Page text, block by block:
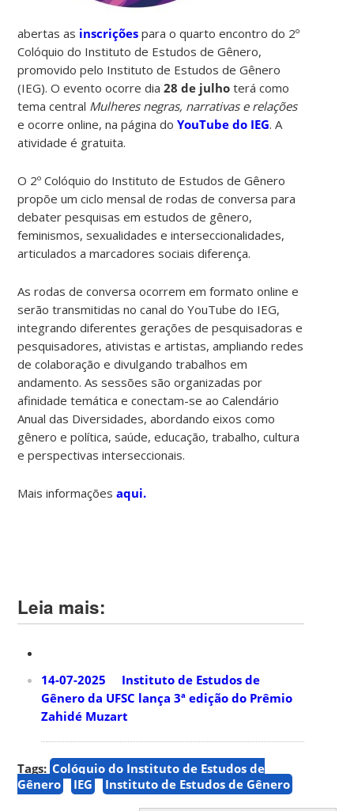
abertas as inscrições para o quarto encontro do 2º
Colóquio do Instituto de Estudos de Gênero,
promovido pelo Instituto de Estudos de Gênero
(IEG). O evento ocorre dia28 de julho terá como
tema central Mulheres negras, narrativas e relações
e ocorre online, na página doYouTube do IEG. A
atividade é gratuita.
O 2º Colóquio do Instituto de Estudos de Gênero
propõe um ciclo mensal de rodas de conversa para
debater pesquisas em estudos de gênero,
feminismos, sexualidades e interseccionalidades,
articulados a marcadores sociais diferença.
As rodas de conversa ocorrem em formato online e
serão transmitidas no canal do YouTube do IEG,
integrando diferentes gerações de pesquisadoras e
pesquisadores, ativistas e artistas, ampliando redes
de colaboração e divulgando trabalhos em
andamento. As sessões são organizadas por
afinidade temática e conectam-se ao Calendário
Anual das Diversidades, abordando eixos como
gênero e política, saúde, educação, trabalho, cultura
e perspectivas interseccionais.
Mais informaçõesaqui.
Leia mais:
14-07-2025 Instituto de Estudos de
Gênero da UFSC lança 3ª edição do Prêmio
Zahidé Muzart
Tags: Colóquio do Instituto de Estudos de
Gênero
IEG Instituto de Estudos de Gênero